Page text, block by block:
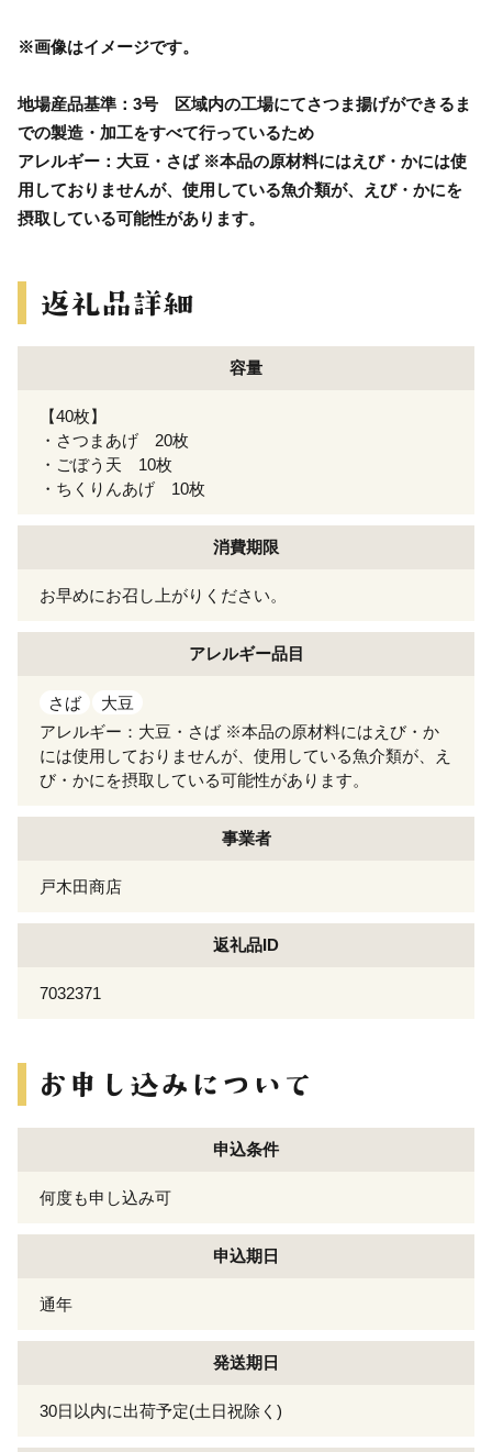
※画像はイメージです。
地場産品基準：3号 区域内の工場にてさつま揚げができるま
での製造・加工をすべて行っているため
アレルギー：大豆・さば ※本品の原材料にはえび・かには使
用しておりませんが、使用している魚介類が、えび・かにを
摂取している可能性があります。
容量
【40枚】
・さつまあげ 20枚
・ごぼう天 10枚
・ちくりんあげ 10枚
消費期限
お早めにお召し上がりください。
アレルギー品目
さば
大豆
アレルギー：大豆・さば ※本品の原材料にはえび・か
には使用しておりませんが、使用している魚介類が、え
び・かにを摂取している可能性があります。
事業者
戸木田商店
返礼品ID
7032371
申込条件
何度も申し込み可
申込期日
通年
発送期日
30日以内に出荷予定(土日祝除く)